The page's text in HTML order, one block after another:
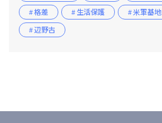
# 格差
# 生活保護 # 米軍基地
# 辺野古